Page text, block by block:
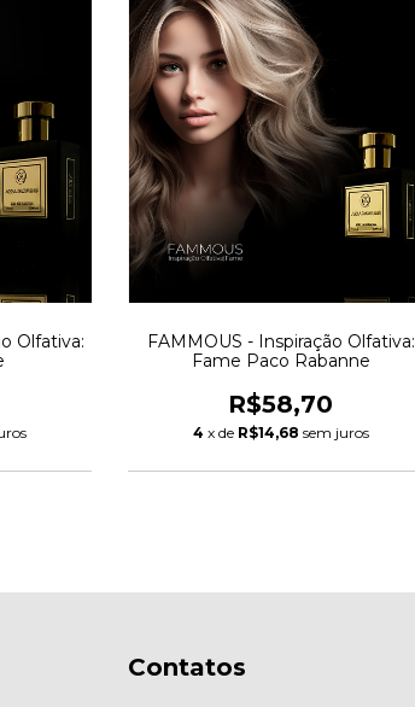
Olfativa:
FAMMOUS - Inspiração Olfativa:
Fame Paco Rabanne
R$58,70
4 x de R$14,68 sem juros
Contatos